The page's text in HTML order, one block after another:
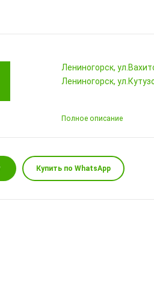
Лениногорск,
Лениногорск,
Полное описание
Купить по WhatsApp